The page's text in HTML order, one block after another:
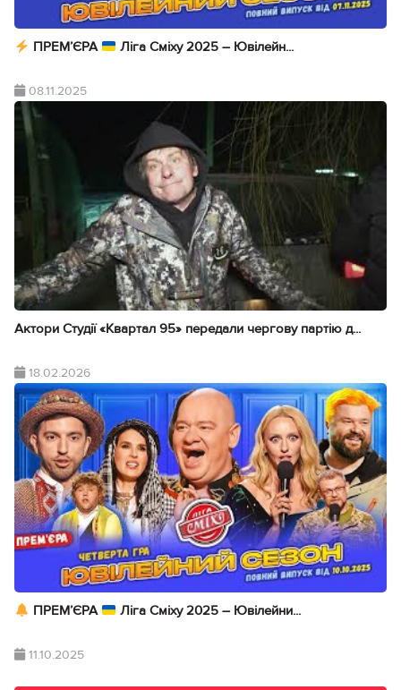
ПРЕМ’ЄРА Ліга Сміху 2025 – Ювілейн...
08.11.2025
Актори Студії «Квартал 95» передали чергову партію д...
18.02.2026
ПРЕМ’ЄРА Ліга Сміху 2025 – Ювілейни...
11.10.2025